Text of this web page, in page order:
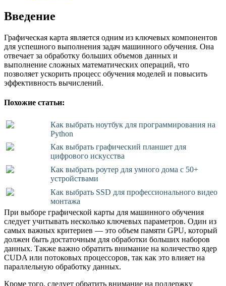
Введение
Графическая карта является одним из ключевых компонентов
для успешного выполнения задач машинного обучения. Она
отвечает за обработку больших объемов данных и
выполнение сложных математических операций, что
позволяет ускорить процесс обучения моделей и повысить
эффективность вычислений.
Похожие статьи:
Как выбрать ноутбук для программирования на
Python
Как выбрать графический планшет для
цифрового искусства
Как выбрать роутер для умного дома с 50+
устройствами
Как выбрать SSD для профессионального видео
монтажа
При выборе графической карты для машинного обучения
следует учитывать несколько ключевых параметров. Один из
самых важных критериев — это объем памяти GPU, который
должен быть достаточным для обработки больших наборов
данных. Также важно обратить внимание на количество ядер
CUDA или потоковых процессоров, так как это влияет на
параллельную обработку данных.
Кроме того, следует обратить внимание на поддержку